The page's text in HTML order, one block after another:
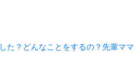
た？どんなことをするの？先輩ママ